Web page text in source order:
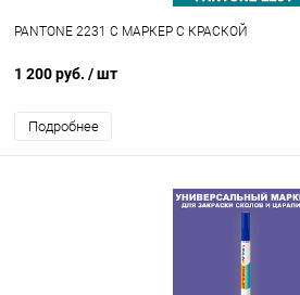
PANTONE 2231 C МАРКЕР С КРАСКОЙ
1 200 руб. / шт
Подробнее